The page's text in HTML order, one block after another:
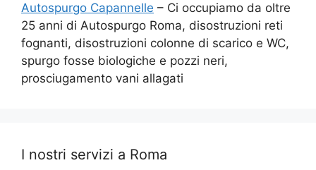
Autospurgo Capannelle – Ci occupiamo da oltre
25 anni di Autospurgo Roma, disostruzioni reti
fognanti, disostruzioni colonne di scarico e WC,
spurgo fosse biologiche e pozzi neri,
prosciugamento vani allagati
I nostri servizi a Roma